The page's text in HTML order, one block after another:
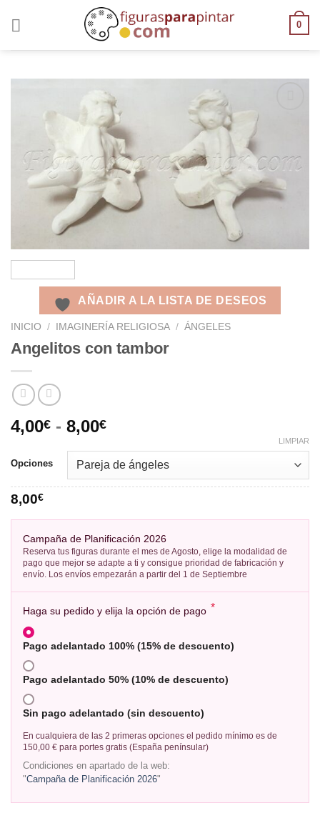
0
AÑADIR
A LA
LISTA
DE
DESEOS
AÑADIR A LA LISTA DE DESEOS
INICIO / IMAGINERÍA RELIGIOSA / ÁNGELES
Angelitos con tambor
4,00€ - 8,00€
Opciones
LIMPIAR
8,00€
Campaña de Planificación 2026
Reserva tus figuras durante el mes de Agosto, elige la modalidad de
pago que mejor se adapte a ti y consigue prioridad de fabricación y
envío. Los envíos empezarán a partir del 1 de Septiembre
Haga su pedido y elija la opción de pago *
Pago adelantado 100% (15% de descuento)
Pago adelantado 50% (10% de descuento)
Sin pago adelantado (sin descuento)
En cualquiera de las 2 primeras opciones el pedido mínimo es de
150,00 € para portes gratis (España penínsular)
Condiciones en apartado de la web:
"Campaña de Planificación 2026"